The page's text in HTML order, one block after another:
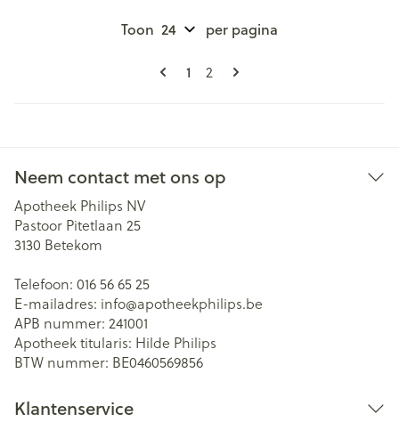
Pagina's
U lees momenteel pagina
1 Pagina
2
Toon per pagina
Neem contact met ons op
Apotheek Philips NV
Pastoor Pitetlaan 25
3130 Betekom
Telefoon: 016 56 65 25
E-mailadres: info@apotheekphilips.be
APB nummer: 241001
Apotheek titularis: Hilde Philips
BTW nummer: BE0460569856
Klantenservice